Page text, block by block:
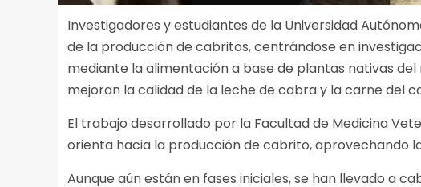
Investigadores y estudiantes de la Universidad
de la producción de cabritos, centrándose en
mediante la alimentación a base de plantas nativas
mejoran la calidad de la leche de cabra y la carne del
El trabajo desarrollado por la Facultad de Medicina
orienta hacia la producción de cabrito, aprovechando
Aunque aún están en fases iniciales, se han llevado a